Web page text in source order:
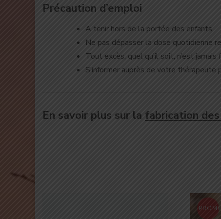
Précaution d’emploi
A tenir hors de la portée des enfants
Ne pas dépasser la dose quotidienne
Tout excès, quel qu’il soit, n’est
S’informer auprès de votre thérapeute
En savoir plus sur la fabrication